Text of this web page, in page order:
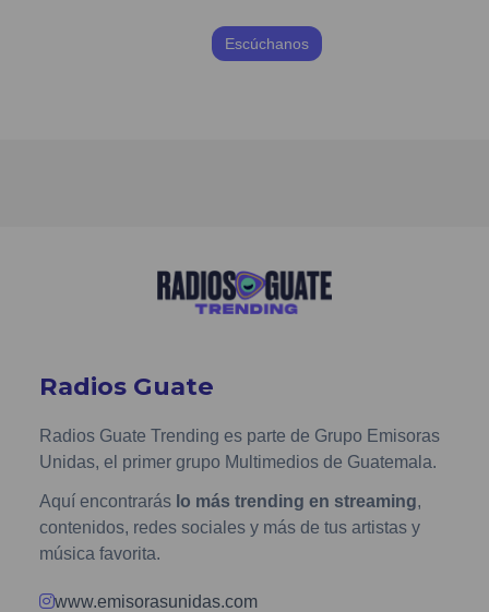
Escúchanos
Radios Guate
Radios Guate Trending es parte de Grupo Emisoras
Unidas, el primer grupo Multimedios de Guatemala.
Aquí encontrarás lo más trending en streaming,
contenidos, redes sociales y más de tus artistas y
música favorita.
www.emisorasunidas.com